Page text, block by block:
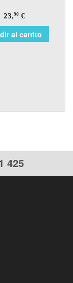
23,90€
al carrito
425